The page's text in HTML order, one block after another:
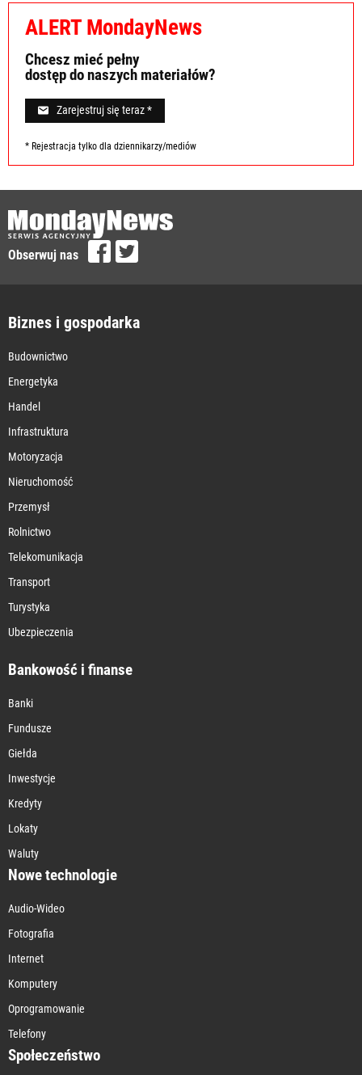
ALERT MondayNews
Chcesz mieć pełny
dostęp do naszych materiałów?
Zarejestruj się teraz *
* Rejestracja tylko dla dziennikarzy/mediów
Obserwuj nas
Biznes i gospodarka
Budownictwo
Energetyka
Handel
Infrastruktura
Motoryzacja
Nieruchomość
Przemysł
Rolnictwo
Telekomunikacja
Transport
Turystyka
Ubezpieczenia
Bankowość i finanse
Banki
Fundusze
Giełda
Inwestycje
Kredyty
Lokaty
Waluty
Nowe technologie
Audio-Wideo
Fotografia
Internet
Komputery
Oprogramowanie
Telefony
Społeczeństwo